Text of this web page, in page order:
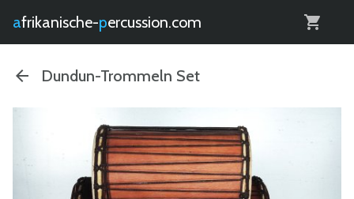
afrikanische- percussion.com
Dundun-Trommeln Set